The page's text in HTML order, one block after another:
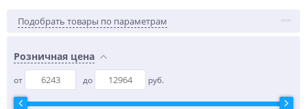
Подобрать товары по параметрам
Розничная цена
от до руб.